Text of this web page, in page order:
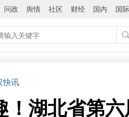
问政 舆情 社区 财经 国内 国际
快讯
！湖北省第